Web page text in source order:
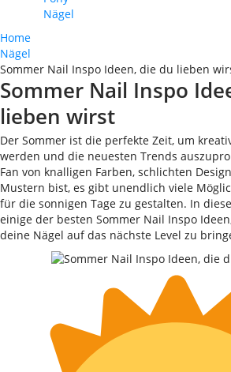
Nägel
Home
Nägel
Sommer Nail Inspo Ideen, die du lieben
Sommer Nail Inspo
lieben wirst
Der Sommer ist die perfekte Zeit, um
werden und die neuesten Trends
Fan von knalligen Farben, schlichten
Mustern bist, es gibt unendlich viele
für die sonnigen Tage zu gestalten. In
einige der besten Sommer Nail Inspo
deine Nägel auf das nächste Level zu